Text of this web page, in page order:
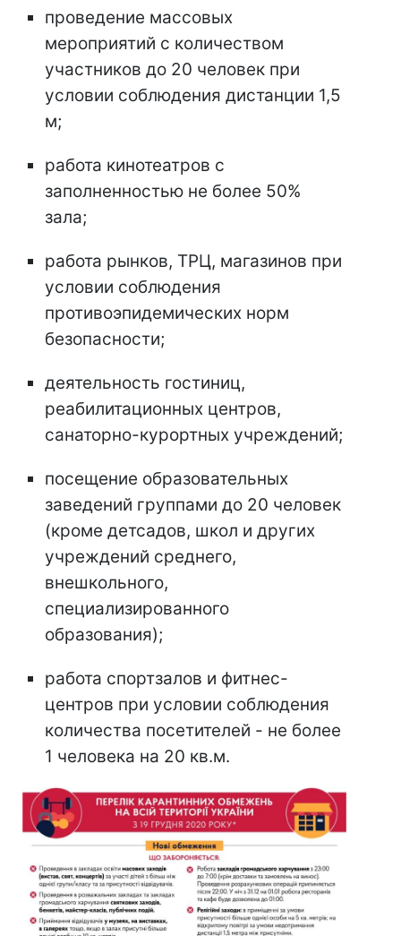
проведение массовых
мероприятий с количеством
участников до 20 человек при
условии соблюдения дистанции 1,5
м;
работа кинотеатров с
заполненностью не более 50%
зала;
работа рынков, ТРЦ, магазинов при
условии соблюдения
противоэпидемических норм
безопасности;
деятельность гостиниц,
реабилитационных центров,
санаторно-курортных учреждений;
посещение образовательных
заведений группами до 20 человек
(кроме детсадов, школ и других
учреждений среднего,
внешкольного,
специализированного
образования);
работа спортзалов и фитнес-
центров при условии соблюдения
количества посетителей - не более
1 человека на 20 кв.м.